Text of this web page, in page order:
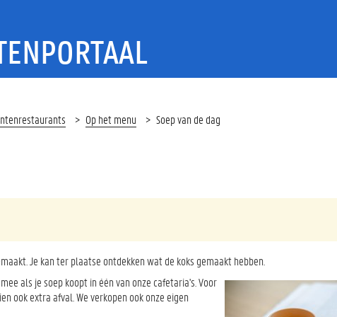
Op het menu Soep van de dag
Je kan ter plaatse ontdekken wat de koks gemaakt hebben.
als je soep koopt in één van onze cafetaria's. Voor
ook extra afval. We verkopen ook onze eigen